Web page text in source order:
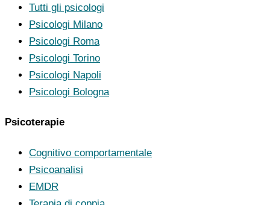
Tutti gli psicologi
Psicologi Milano
Psicologi Roma
Psicologi Torino
Psicologi Napoli
Psicologi Bologna
Psicoterapie
Cognitivo comportamentale
Psicoanalisi
EMDR